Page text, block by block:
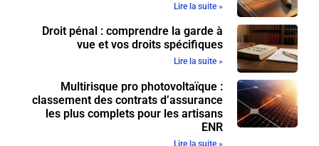
Lire la suite »
Droit pénal : comprendre la garde à
vue et vos droits spécifiques
Lire la suite »
Multirisque pro photovoltaïque :
classement des contrats d’assurance
les plus complets pour les artisans
ENR
Lire la suite »